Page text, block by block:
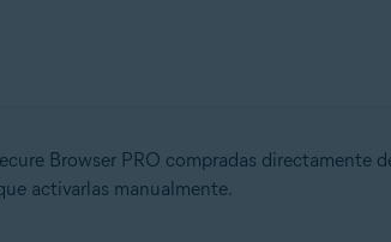
Browser PRO compradas
activarlas manualmente.